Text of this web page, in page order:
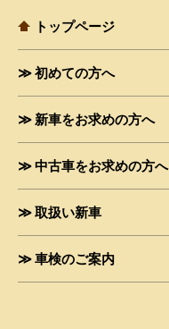
トップページ
初めての方へ
新車をお求めの方へ
中古車をお求めの方へ
取扱い新車
車検のご案内